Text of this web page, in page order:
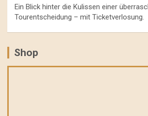
Ein Blick hinter die Kulissen einer
Tourentscheidung – mit Ticketverlosung.
Shop